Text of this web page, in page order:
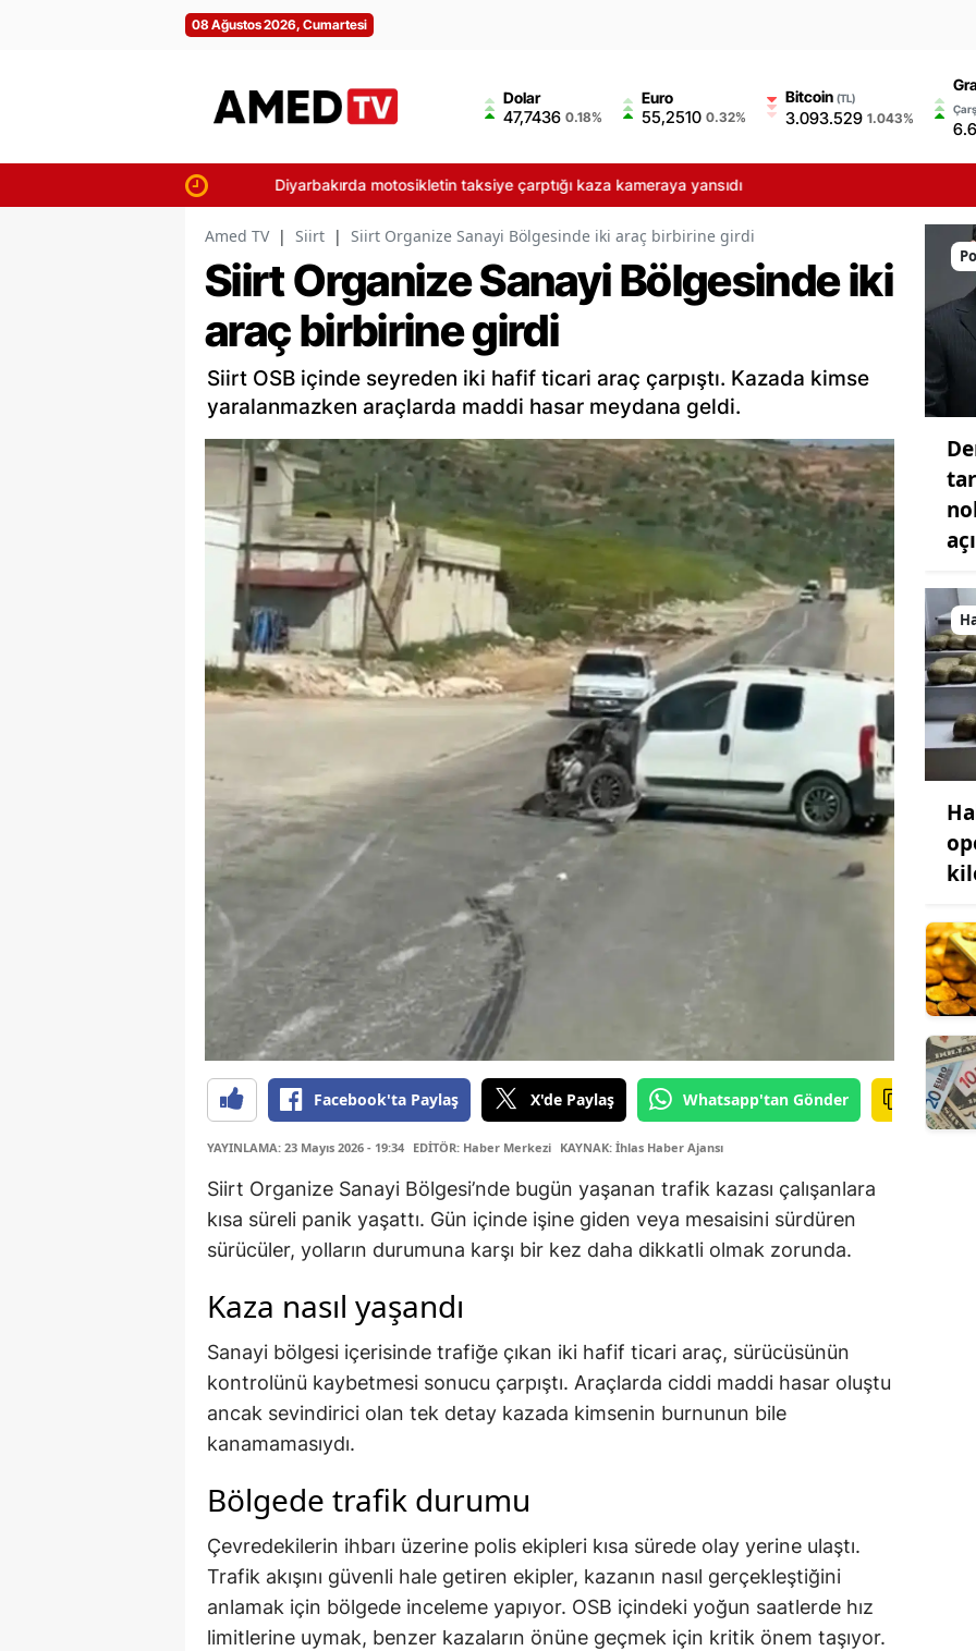
08 Ağustos 2026, Cumartesi
Dolar
47,7436 0.18%
Euro
55,2510 0.32%
Bitcoin (TL)
3.093.529 1.043%
Diyarbakırda motosikletin taksiye çarptığı kaza kameraya yansıdı
Amed TV | Siirt | Siirt Organize Sanayi Bölgesinde iki araç birbirine girdi
Siirt Organize Sanayi Bölgesinde iki
araç birbirine girdi
Siirt OSB içinde seyreden iki hafif ticari araç çarpıştı. Kazada kimse
yaralanmazken araçlarda maddi hasar meydana geldi.
Facebook'ta Paylaş X'de Paylaş Whatsapp'tan Gönder
YAYINLAMA: 23 Mayıs 2026 - 19:34 EDİTÖR: Haber Merkezi KAYNAK: İhlas Haber Ajansı
Siirt Organize Sanayi Bölgesi’nde bugün yaşanan trafik kazası çalışanlara
kısa süreli panik yaşattı. Gün içinde işine giden veya mesaisini sürdüren
sürücüler, yolların durumuna karşı bir kez daha dikkatli olmak zorunda.
Kaza nasıl yaşandı
Sanayi bölgesi içerisinde trafiğe çıkan iki hafif ticari araç, sürücüsünün
kontrolünü kaybetmesi sonucu çarpıştı. Araçlarda ciddi maddi hasar oluştu
ancak sevindirici olan tek detay kazada kimsenin burnunun bile
kanamamasıydı.
Bölgede trafik durumu
Çevredekilerin ihbarı üzerine polis ekipleri kısa sürede olay yerine ulaştı.
Trafik akışını güvenli hale getiren ekipler, kazanın nasıl gerçekleştiğini
anlamak için bölgede inceleme yapıyor. OSB içindeki yoğun saatlerde hız
limitlerine uymak, benzer kazaların önüne geçmek için kritik önem taşıyor.